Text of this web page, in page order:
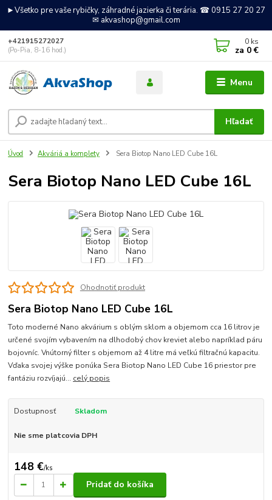
►Všetko pre vaše rybičky, záhradné jazierka či terária. ☎ 0915 27 20 27
✉ akvashop@gmail.com
Menu
Hľadať
+421915272027
(Po-Pia, 8-16 hod.)
0 ks
za 0 €
Úvod Akváriá a komplety Sera Biotop Nano LED Cube 16L
Sera Biotop Nano LED Cube 16L
Ohodnotiť produkt
Sera Biotop Nano LED Cube 16L
Toto moderné Nano akvárium s oblým sklom a objemom cca 16 litrov je
určené svojím vybavením na dlhodobý chov kreviet alebo napríklad páru
bojovníc. Vnútorný filter s objemom až 4 litre má veľkú filtračnú kapacitu.
Vďaka svojej výške ponúka Sera Biotop Nano LED Cube 16 priestor pre
fantáziu rozvíjajú... celý popis
Dostupnosť Skladom
Nie sme platcovia DPH
148 €/ks
Pridať do košíka